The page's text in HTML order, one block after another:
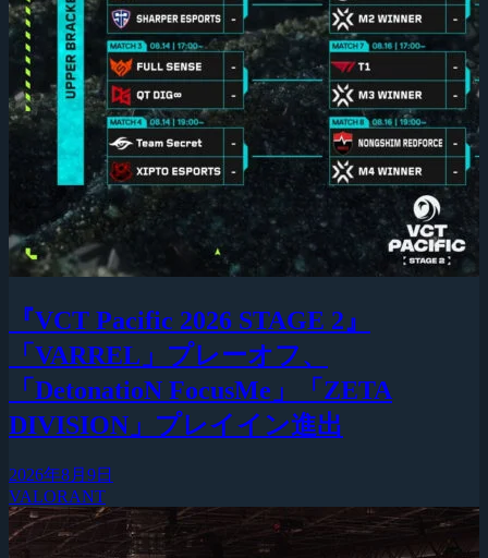
『VCT Pacific 2026 STAGE 2』
「VARREL」プレーオフ、
「DetonatioN FocusMe」「ZETA
DIVISION」プレイイン進出
2026年8月9日
VALORANT